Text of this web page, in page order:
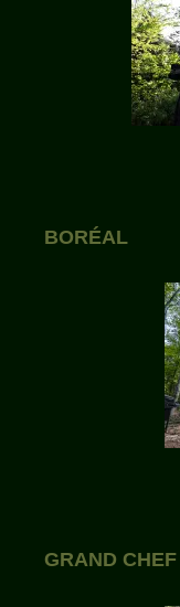
BORÉAL
GRAND CHEF